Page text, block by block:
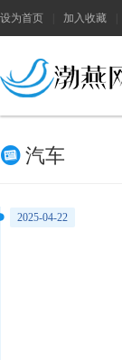
设为首页 加入收藏
h 汽车
2025-04-22